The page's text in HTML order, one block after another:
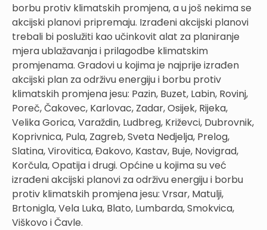
borbu protiv klimatskih promjena, a u još nekima se
akcijski planovi pripremaju. Izrađeni akcijski planovi
trebali bi poslužiti kao učinkovit alat za planiranje
mjera ublažavanja i prilagodbe klimatskim
promjenama. Gradovi u kojima je najprije izrađen
akcijski plan za održivu energiju i borbu protiv
klimatskih promjena jesu: Pazin, Buzet, Labin, Rovinj,
Poreč, Čakovec, Karlovac, Zadar, Osijek, Rijeka,
Velika Gorica, Varaždin, Ludbreg, Križevci, Dubrovnik,
Koprivnica, Pula, Zagreb, Sveta Nedjelja, Prelog,
Slatina, Virovitica, Đakovo, Kastav, Buje, Novigrad,
Korčula, Opatija i drugi. Općine u kojima su već
izrađeni akcijski planovi za održivu energiju i borbu
protiv klimatskih promjena jesu: Vrsar, Matulji,
Brtonigla, Vela Luka, Blato, Lumbarda, Smokvica,
Viškovo i Čavle.